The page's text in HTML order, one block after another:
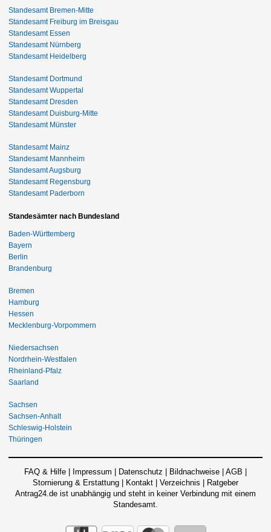
Standesamt Bremen-Mitte
Standesamt Freiburg im Breisgau
Standesamt Essen
Standesamt Nürnberg
Standesamt Heidelberg
Standesamt Dortmund
Standesamt Wuppertal
Standesamt Dresden
Standesamt Duisburg-Mitte
Standesamt Münster
Standesamt Mainz
Standesamt Mannheim
Standesamt Augsburg
Standesamt Regensburg
Standesamt Paderborn
Standesämter nach Bundesland
Baden-Württemberg
Bayern
Berlin
Brandenburg
Bremen
Hamburg
Hessen
Mecklenburg-Vorpommern
Niedersachsen
Nordrhein-Westfalen
Rheinland-Pfalz
Saarland
Sachsen
Sachsen-Anhalt
Schleswig-Holstein
Thüringen
FAQ & Hilfe | Impressum | Datenschutz | Bildnachweise | AGB |
Stornierung & Erstattung | Kontakt | Verzeichnis | Ratgeber
Antrag24.de ist unabhängig und steht in keiner Verbindung mit einem
Standesamt.